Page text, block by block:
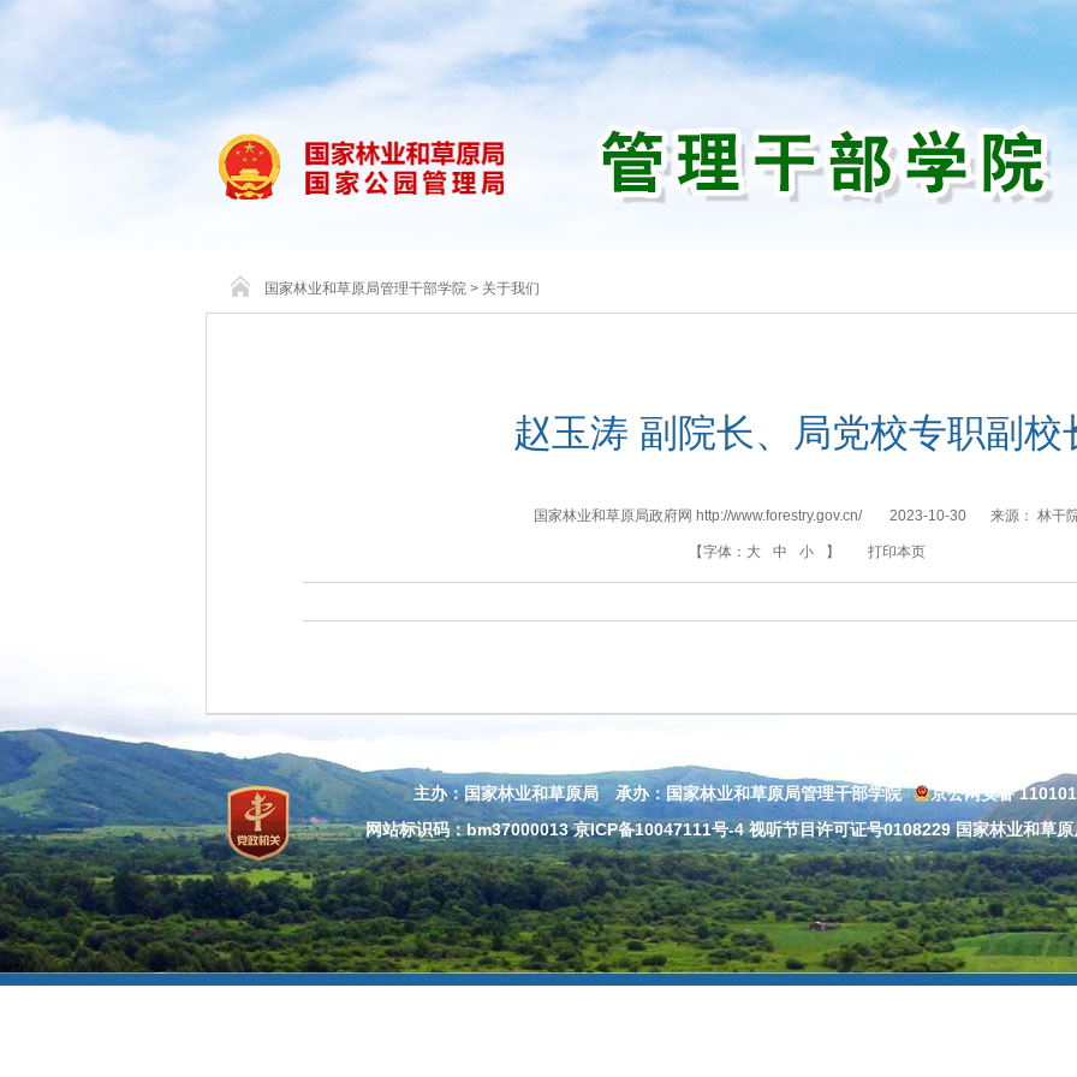
国家林业和草原局管理干部学院 > 关于我们
赵玉涛 副院长、局党校专职副校
国家林业和草原局政府网 http://www.forestry.gov.cn/ 2023-10-30 来源： 林干
【字体： 大 中 小 】 打印本页
主办：国家林业和草原局 承办：国家林业和草原局管理干部学院
京公网安备
网站标识码：bm37000013京ICP备10047111号-4视听节目许可证号0108229 国家林业和草